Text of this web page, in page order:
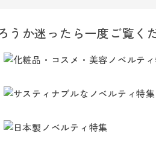
か迷ったら一度ご覧く